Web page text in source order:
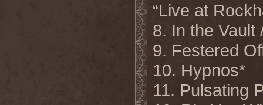
“Live at
8. In the Vault
9. Festered
10. Hypnos*
11. Pulsating